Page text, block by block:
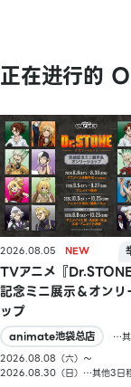
正在进行的
2026.08.05
TVアニメ『
記念ミニ展示＆オンリ
ップ
animate池袋总店
…
2026.08.08（六）〜
2026.08.30（日）…其他3日